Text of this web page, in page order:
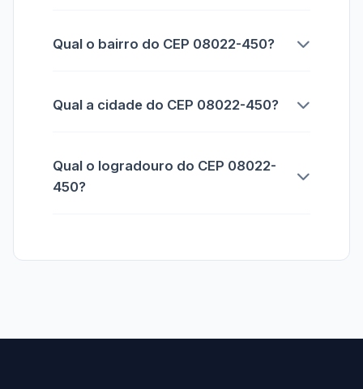
Qual o bairro do CEP 08022-450?
Qual a cidade do CEP 08022-450?
Qual o logradouro do CEP 08022-
450?